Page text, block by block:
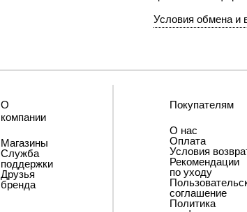
Условия обмена и
О
компании
Магазины
Служба
поддержки
Друзья
бренда
Покупателям
О нас
Оплата
Условия
Рекомендации
по уходу
соглашение
Политика